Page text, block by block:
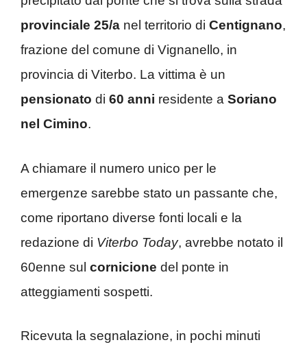
provinciale 25/a nel territorio di Centignano,
frazione del comune di Vignanello, in
provincia di Viterbo. La vittima è un
pensionato di 60 anni residente a Soriano
nel Cimino.
A chiamare il numero unico per le
emergenze sarebbe stato un passante che,
come riportano diverse fonti locali e la
redazione di Viterbo Today, avrebbe notato il
60enne sul cornicione del ponte in
atteggiamenti sospetti.
Ricevuta la segnalazione, in pochi minuti